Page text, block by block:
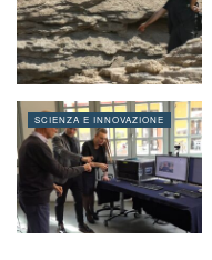
SCIENZA E INNOVAZIONE